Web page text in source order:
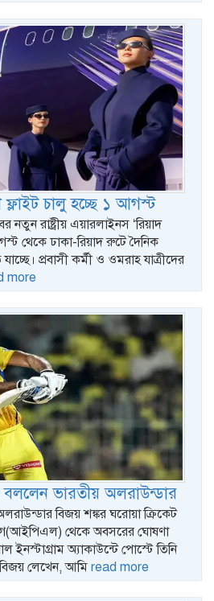
ফ্লাইট চালু হচ্ছে ১ আগস্ট
রাষ্ট্রীয় এয়ারলাইনস ‘রিয়াদ
থেকে ঢাকা-রিয়াদ রুটে দৈনিক
প্রবাসী কর্মী ও ওমরাহ যাত্রীদের
more
ভারতীয় অলরাউন্ডার
বিজয় শঙ্কর ঘরোয়া ক্রিকেট
থেকে অবসরের ঘোষণা
ইনস্টাগ্রাম অ্যাকাউন্টে পোস্টে তিনি
লেখেন, আমি read more